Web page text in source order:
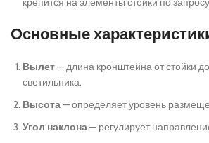
Основные
Вылет— длина кронштейна от стойки
светильника.
Высота— определяет уровень
Угол наклона— регулирует